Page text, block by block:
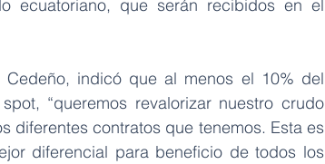
ecuatoriano, que serán recibidos en el
Cedeño, indicó que al menos el 10% del
“queremos revalorizar nuestro crudo
diferentes contratos que tenemos. Esta es
diferencial para beneficio de todos los